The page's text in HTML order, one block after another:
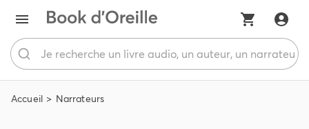
Accueil Narrateurs